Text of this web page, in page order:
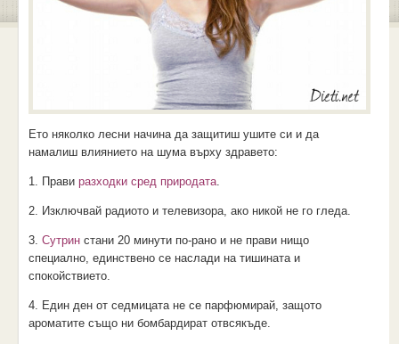
Ето няколко лесни начина да защитиш ушите си и да
намалиш влиянието на шума върху здравето:
1. Прави разходки сред природата.
2. Изключвай радиото и телевизора, ако никой не го гледа.
3. Сутринстани 20 минути по-рано и не прави нищо
специално, единствено се наслади на тишината и
спокойствието.
4. Един ден от седмицата не се парфюмирай, защото
ароматите също ни бомбардират отвсякъде.